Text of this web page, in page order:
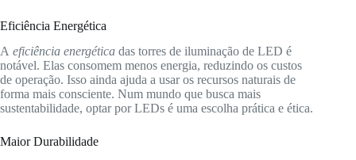
Eficiência Energética
A eficiência energética das torres de iluminação de LED é
notável. Elas consomem menos energia, reduzindo os custos
de operação. Isso ainda ajuda a usar os recursos naturais de
forma mais consciente. Num mundo que busca mais
sustentabilidade, optar por LEDs é uma escolha prática e ética.
Maior Durabilidade